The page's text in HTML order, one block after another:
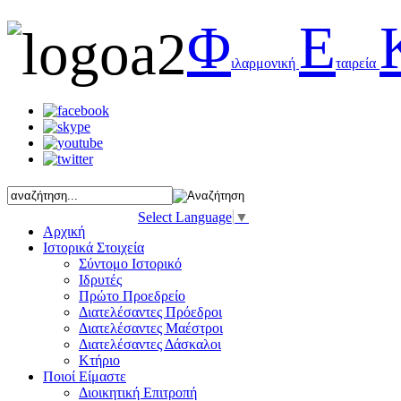
Φιλαρμονική Εταιρεία
Select Language ▼
Αρχική
Ιστορικά Στοιχεία
Σύντομο Ιστορικό
Ιδρυτές
Πρώτο Προεδρείο
Διατελέσαντες Πρόεδροι
Διατελέσαντες Μαέστροι
Διατελέσαντες Δάσκαλοι
Κτήριο
Ποιοί Είμαστε
Διοικητική Επιτροπή